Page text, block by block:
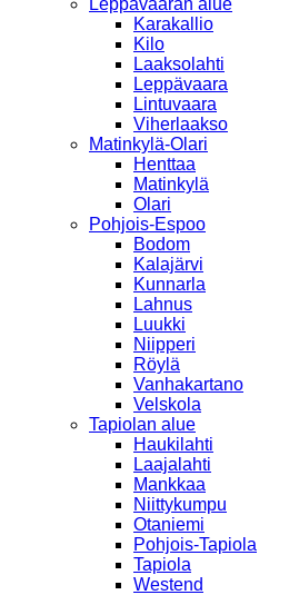
Karakallio
Kilo
Laaksolahti
Leppävaara
Lintuvaara
Viherlaakso
Matinkylä-Olari
Henttaa
Matinkylä
Olari
Pohjois-Espoo
Bodom
Kalajärvi
Kunnarla
Lahnus
Luukki
Niipperi
Röylä
Vanhakartano
Velskola
Tapiolan alue
Haukilahti
Laajalahti
Mankkaa
Niittykumpu
Otaniemi
Pohjois-Tapiola
Tapiola
Westend